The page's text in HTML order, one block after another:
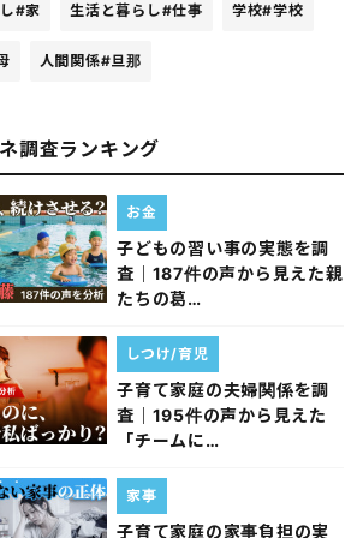
#家 生活と暮らし#仕事 学校#学校
人間関係#旦那
調査ランキング
子どもの習い事の実態を調
査｜187件の声から見えた親
たちの葛…
お金
子育て家庭の夫婦関係を調
査｜195件の声から見えた
「チームに…
しつけ/育児
子育て家庭の家事負担の実
家事